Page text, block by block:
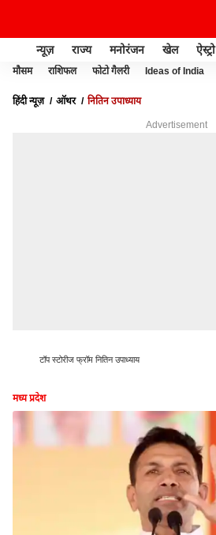
न्यूज़ राज्य मनोरंजन खेल ऐस्ट्रो
मौसम राशिफल फोटो गैलरी Ideas of India
हिंदी न्यूज़ ऑथर नितिन उपाध्याय
Advertisement
टॉप स्टोरीज फ्रॉम नितिन उपाध्याय
मध्य प्रदेश